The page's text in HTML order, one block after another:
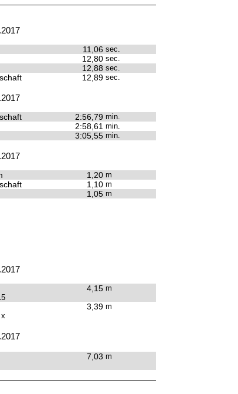
11,06 sec.
12,80 sec.
12,88 sec.
12,89 sec.
2:56,79 min.
2:58,61 min.
3:05,55 min.
1,20 m
1,10 m
1,05 m
4,15 m
3,39 m
x
7,03 m